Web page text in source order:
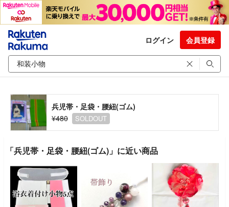
ログイン 会員登録
兵児帯・足袋・腰紐(ゴム)
¥480
SOLDOUT
「兵児帯・足袋・腰紐(ゴム)」に近い商品